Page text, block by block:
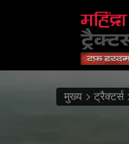
मुख्य ट्रैक्टर्स